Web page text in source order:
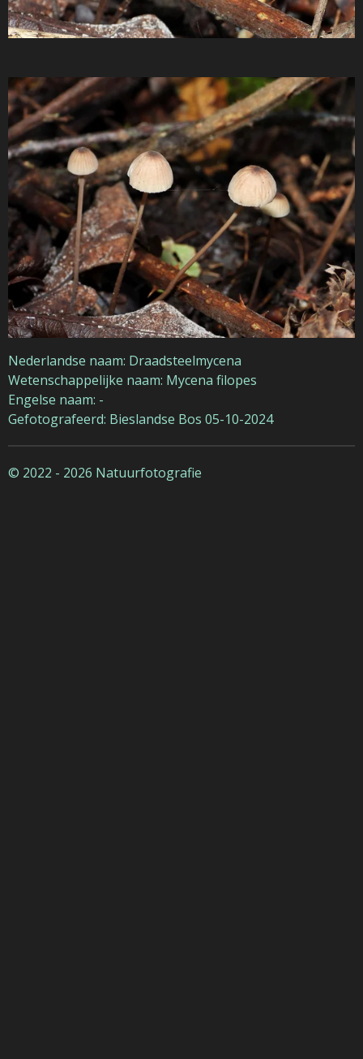
Nederlandse naam: Draadsteelmycena
Wetenschappelijke naam: Mycena filopes
Engelse naam: -
Gefotografeerd: Bieslandse Bos 05-10-2024
© 2022 - 2026 Natuurfotografie